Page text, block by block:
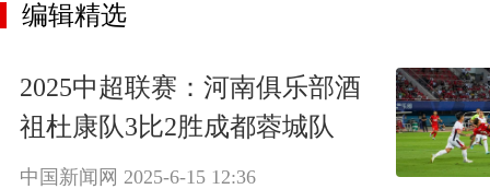
编辑精选
2025中超联赛：河南俱乐部酒
祖杜康队3比2胜成都蓉城队
中国新闻网 2025-6-15 12:36